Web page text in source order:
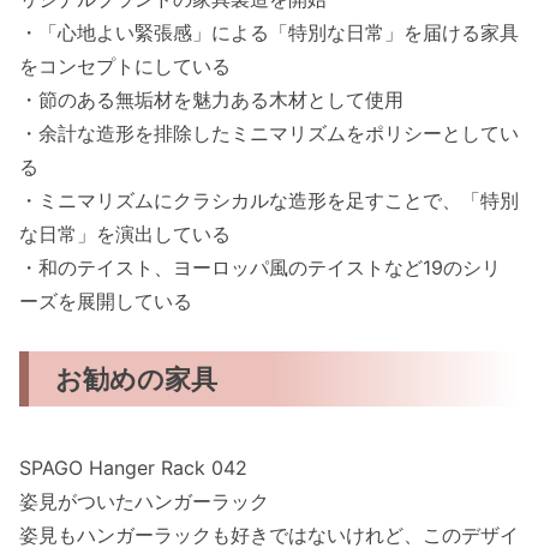
・「心地よい緊張感」による「特別な日常」を届ける家具
をコンセプトにしている
・節のある無垢材を魅力ある木材として使用
・余計な造形を排除したミニマリズムをポリシーとしてい
る
・ミニマリズムにクラシカルな造形を足すことで、「特別
な日常」を演出している
・和のテイスト、ヨーロッパ風のテイストなど19のシリ
ーズを展開している
お勧めの家具
SPAGO Hanger Rack 042
姿見がついたハンガーラック
姿見もハンガーラックも好きではないけれど、このデザイ